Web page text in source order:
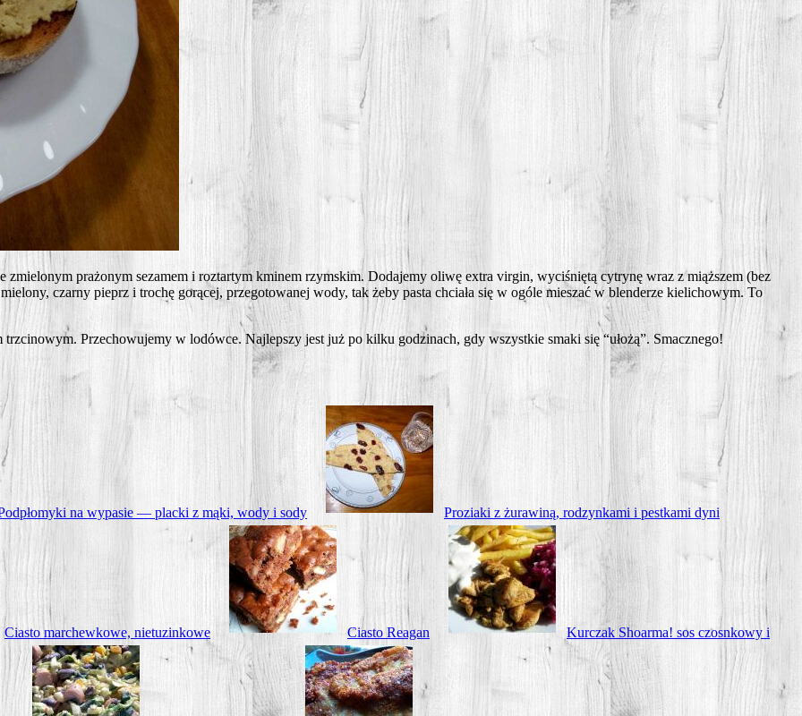
pra­żo­nym seza­mem i roz­tar­tym kmi­nem rzym­skim. Doda­je­my oli­wę extra vir­gin, wyci­śnię­tą cytry­nę wraz z miąż­szem (bez
czar­ny pieprz i tro­chę gorą­cej, prze­go­to­wa­nej wody, tak żeby pasta chcia­ła się w ogó­le mie­szać w blen­de­rze kie­li­cho­wym. To
Prze­cho­wu­je­my w lodów­ce. Naj­lep­szy jest już po kil­ku godzi­nach, gdy wszyst­kie sma­ki się “uło­żą”. Smacznego!
na wypa­sie — plac­ki z mąki, wody i sody Pro­zia­ki z żura­wi­ną, rodzyn­ka­mi i pest­ka­mi dyni
Cia­sto mar­chew­ko­we, nietuzinkowe Cia­sto Reagan Kur­czak Sho­ar­ma! sos czosn­ko­wy i